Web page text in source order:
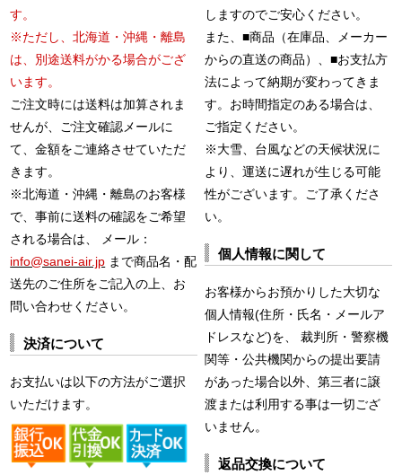
す。
※ただし、北海道・沖縄・離島
は、別途送料がかる場合がござ
います。
ご注文時には送料は加算されま
せんが、ご注文確認メールに
て、金額をご連絡させていただ
きます。
※北海道・沖縄・離島のお客様
で、事前に送料の確認をご希望
される場合は、 メール：
info@sanei-air.jp まで商品名・配
送先のご住所をご記入の上、お
問い合わせください。
決済について
お支払いは以下の方法がご選択
いただけます。
しますのでご安心ください。
また、■商品（在庫品、メーカー
からの直送の商品）、■お支払方
法によって納期が変わってきま
す。お時間指定のある場合は、
ご指定ください。
※大雪、台風などの天候状況に
より、運送に遅れが生じる可能
性がございます。ご了承くださ
い。
個人情報に関して
お客様からお預かりした大切な
個人情報(住所・氏名・メールア
ドレスなど)を、 裁判所・警察機
関等・公共機関からの提出要請
があった場合以外、第三者に譲
渡または利用する事は一切ござ
いません。
返品交換について